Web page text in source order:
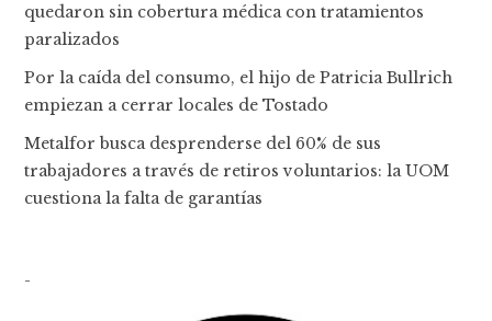
quedaron sin cobertura médica con tratamientos
paralizados
Por la caída del consumo, el hijo de Patricia Bullrich
empiezan a cerrar locales de Tostado
Metalfor busca desprenderse del 60% de sus
trabajadores a través de retiros voluntarios: la UOM
cuestiona la falta de garantías
-